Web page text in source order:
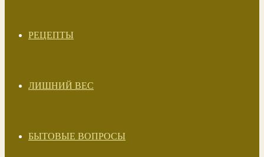
РЕЦЕПТЫ
ЛИШНИЙ ВЕС
БЫТОВЫЕ ВОПРОСЫ